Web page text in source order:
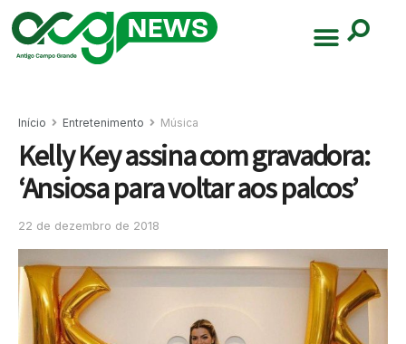
Início Entretenimento Música
Kelly Key assina com gravadora:
‘Ansiosa para voltar aos palcos’
22 de dezembro de 2018